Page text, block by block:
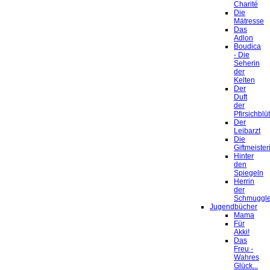
Charité
Die
Mätresse
Das
Adlon
Boudica
- Die
Seherin
der
Kelten
Der
Duft
der
Der
Leibarzt
Die
Hinter
den
Spiegeln
Herrin
der
Jugendbücher
Mama
Für
Akki!
Das
Freu -
Wahres
Glück...